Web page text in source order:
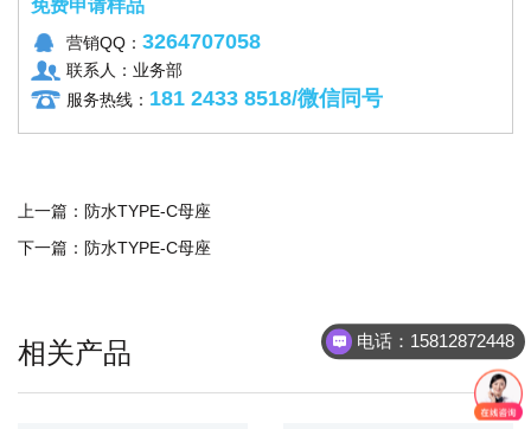
免费申请样品
营销QQ： 3264707058
联系人：业务部
服务热线： 181 2433 8518/微信同号
上一篇： 防水TYPE-C母座
下一篇： 防水TYPE-C母座
相关产品 电话：15812872448